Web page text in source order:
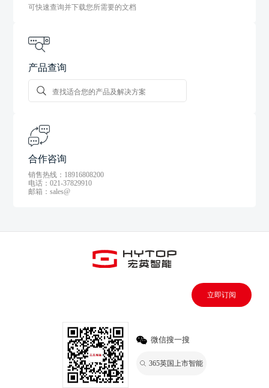
可快速查询并下载您所需要的文档
产品查询
合作咨询
销售热线：18916808200
电话：021-37829910
邮箱：sales@
立即订阅
微信搜一搜
365英国上市智能